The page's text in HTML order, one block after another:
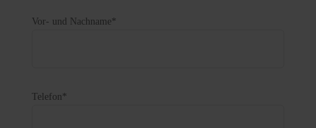
Vor- und Nachname*
Telefon*